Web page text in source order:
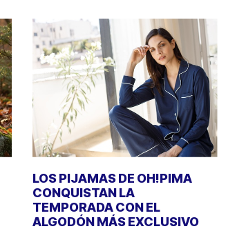
LOS PIJAMAS DE OH!PIMA
CONQUISTAN LA
TEMPORADA CON EL
ALGODÓN MÁS EXCLUSIVO